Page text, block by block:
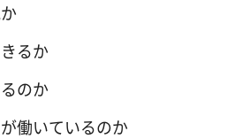
るか
のか
働いているのか